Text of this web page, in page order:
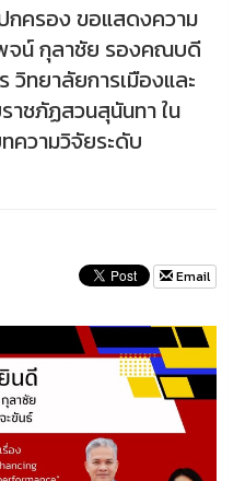
กครอง ขอแสดงความ
จน์ กุลาชัย รองคณบดี
วิทยาลัยการเมืองและ
าชภัฏสวนสุนันทา ใน
ความวิจัยระดับ
Email